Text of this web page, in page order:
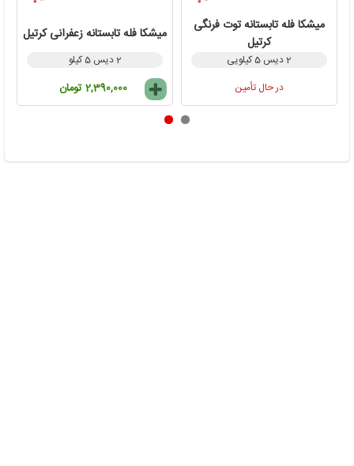
میشکا فله تابستانه توت فرنگی
کرتیل
2 دیس 5 کیلویی
در حال تأمین
میشکا فله تابستانه زعفرانی کرتیل
2 دیس 5 کیلو
2,390,000 تومان